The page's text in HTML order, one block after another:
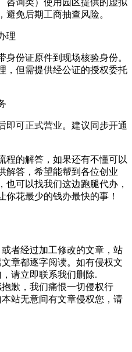
咨询类）使用园区提供的虚拟
免后期工商抽查风险。
理
份证原件到现场核验身份。
，但需提供经公证的授权委托
即可正式营业。建议同步开通
程的解答，如果还有不懂可以
解答，希望能帮到各位创业
可以找我们这边跑腿代办，
你花最少的钱办最快的事！
者经过加工修改的文章，站
章都逐字阅读。如有侵权文
请立即联系我们删除.
歉，我们痛恨一切侵权行
站无意间有文章侵权您，请